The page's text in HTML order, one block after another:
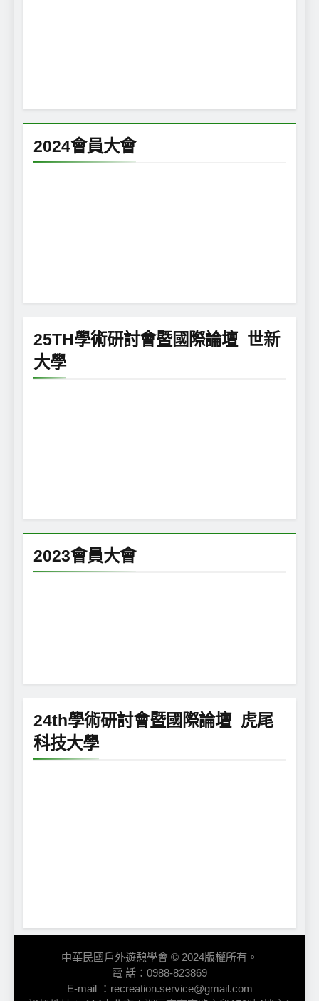
2024會員大會
25TH學術研討會暨國際論壇_世新
大學
2023會員大會
24th學術研討會暨國際論壇_虎尾
科技大學
中華民國戶外遊憩學會 © 2024版權所有。
電 話：0988-823869
E-mail ：recreation.service@gmail.com